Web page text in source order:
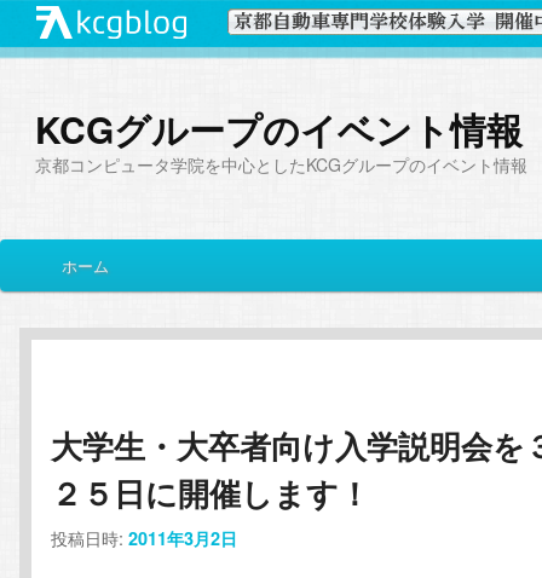
KCGグループのイベント情報
京都コンピュータ学院を中心としたKCGグループのイベント情報
イ
メ
イ
コ
ン
サ
ブ
ン
テ
ホーム
大学生・大卒者向け入学説明会を
２５日に開催します！
投稿日時:2011年3月2日